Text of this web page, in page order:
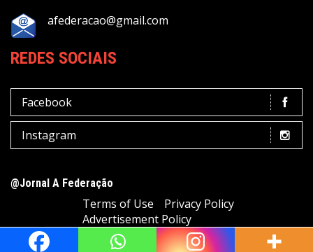
afederacao@gmail.com
REDES SOCIAIS
Facebook
Instagram
@Jornal A Federação
Terms of Use
Privacy Policy
Advertisement Policy